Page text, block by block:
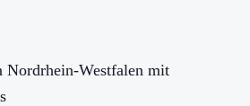
Nordrhein-Westfalen mit